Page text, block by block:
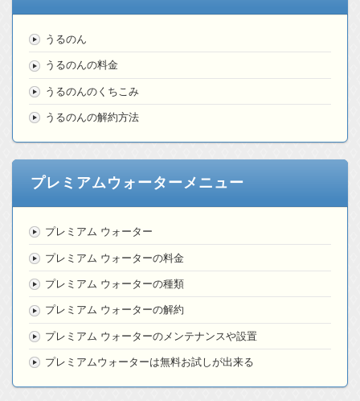
うるのん
うるのんの料金
うるのんのくちこみ
うるのんの解約方法
プレミアムウォーターメニュー
プレミアム ウォーター
プレミアム ウォーターの料金
プレミアム ウォーターの種類
プレミアム ウォーターの解約
プレミアム ウォーターのメンテナンスや設置
プレミアムウォーターは無料お試しが出来る